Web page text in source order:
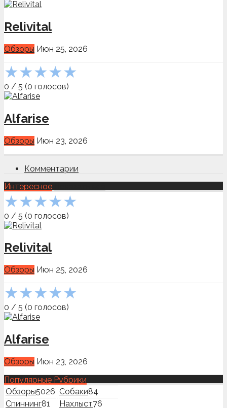
Relivital
Обзоры Июн 25, 2026
★★★★★
0 / 5 (0 голосов)
Alfarise
Обзоры Июн 23, 2026
Комментарии
Интересное
★★★★★
0 / 5 (0 голосов)
Relivital
Обзоры Июн 25, 2026
★★★★★
0 / 5 (0 голосов)
Alfarise
Обзоры Июн 23, 2026
Популярные Рубрики
Обзоры5026 Собаки84
Спиннинг81 Нахлыст76